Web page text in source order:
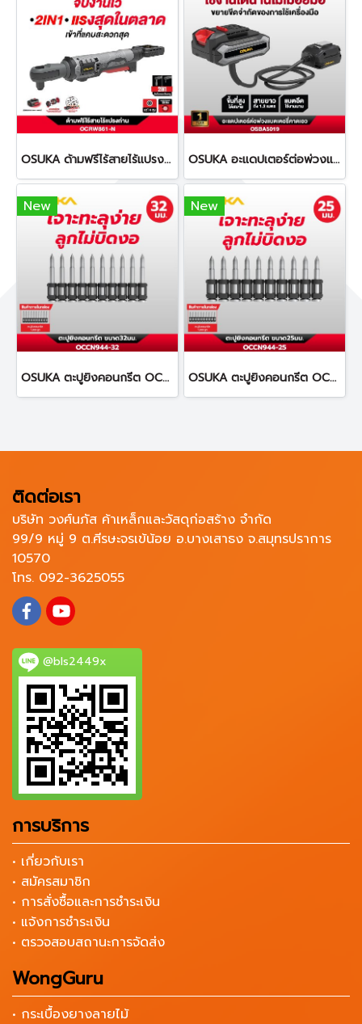
OSUKA ด้ามฟรีไร้สายไร้แปรงถ่าน OCRW861 OSUKA อะแดปเตอร์ต่อพ่วงแบตเตอรี่คาดเอว ยาว 1.2 เมตร OSBA5019
New
OSUKA ตะปูยิงคอนกรีต OCCN944-32 ทนทานต่อการกัดกร่อน
New
OSUKA ตะปูยิงคอนกรีต OCCN944-25 ทนทานต่อการกัดกร่อน
ติดต่อเรา
บริษัท วงศ์นภัส ค้าเหล็กและวัสดุก่อสร้าง จำกัด
99/9 หมู่ 9 ต.ศีรษะจรเข้น้อย อ.บางเสาธง จ.สมุทรปราการ
10570
โทร. 092-3625055
@bls2449x
การบริการ
• เกี่ยวกับเรา
• สมัครสมาชิก
• การสั่งซื้อและการชำระเงิน
• แจ้งการชำระเงิน
• ตรวจสอบสถานะการจัดส่ง
WongGuru
• กระเบื้องยางลายไม้